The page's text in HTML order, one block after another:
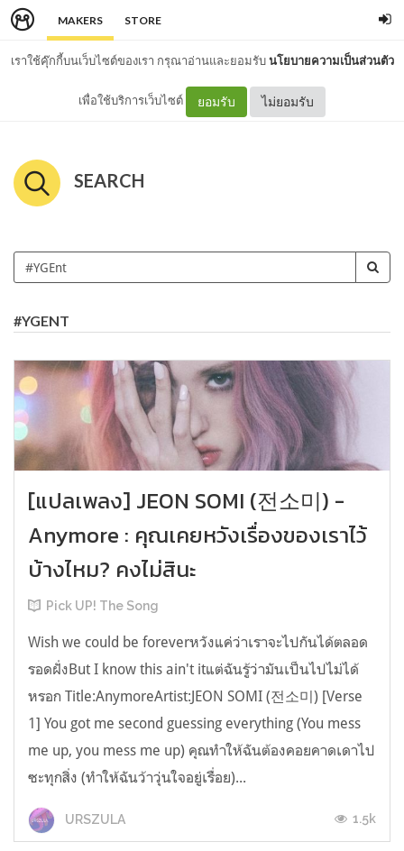
MAKERS STORE
เราใช้คุ๊กกี้บนเว็บไซต์ของเรา กรุณาอ่านและยอมรับนโยบายความเป็นส่วนตัว
เพื่อใช้บริการเว็บไซต์ ยอมรับ ไม่ยอมรับ
SEARCH
#YGENT
[แปลเพลง] JEON SOMI (전소미) -
Anymore : คุณเคยหวังเรื่องของเราไว้
บ้างไหม? คงไม่สินะ
Pick UP! The Song
Wish we could be foreverหวังแค่ว่าเราจะไปกันได้ตลอด
รอดฝั่งBut I know this ain't itแต่ฉันรู้ว่ามันเป็นไปไม่ได้
หรอก Title:AnymoreArtist:JEON SOMI (전소미) [Verse
1] You got me second guessing everything (You mess
me up, you mess me up) คุณทำให้ฉันต้องคอยคาดเดาไป
ซะทุกสิ่ง (ทำให้ฉันว้าวุ่นใจอยู่เรื่อย)...
URSZULA 1.5k